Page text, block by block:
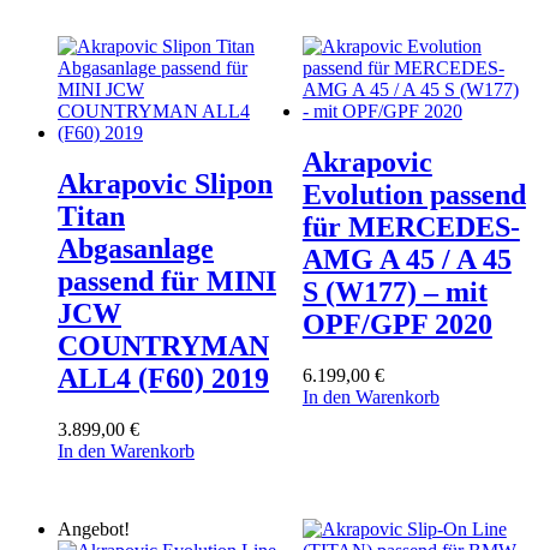
Akrapovic Slipon
Titan
Abgasanlage
passend für MINI
JCW
COUNTRYMAN
ALL4 (F60) 2019
3.899,00 €
In den Warenkorb
Akrapovic
Evolution passend
für MERCEDES-
AMG A 45 / A 45
S (W177) – mit
OPF/GPF 2020
6.199,00 €
In den Warenkorb
Angebot!